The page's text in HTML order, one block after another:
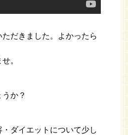
だきました。よかったら
。
か？
ダイエットについて少し